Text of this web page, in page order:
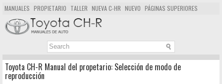
MANUALES PROPIETARIO TALLER NUEVA C-HR NUEVO PÁGINAS SUPERIORES
MAPA DEL SITIO
BUSCAR
Toyota CH-R Manual del propetario: Selección de modo de
reproducción